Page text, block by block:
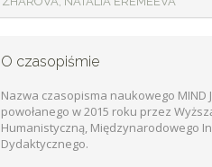
O czasopiśmie
Nazwa czasopisma naukowego MIND
powołanego w 2015 roku przez
Humanistyczną, Międzynarodowego
Dydaktycznego.